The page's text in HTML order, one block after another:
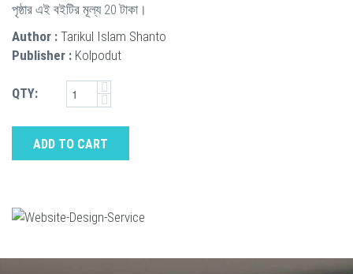
পৃষ্ঠার এই বইটির মূল্য 20 টাকা।
Author : Tarikul Islam Shanto
Publisher : Kolpodut
QTY:
ADD TO CART